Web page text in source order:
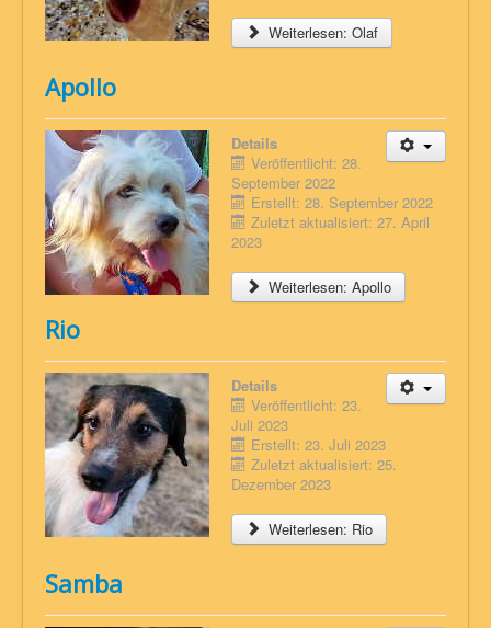
Weiterlesen: Olaf
Apollo
Details
Veröffentlicht: 28.
September 2022
Erstellt: 28. September 2022
Zuletzt aktualisiert: 27. April
2023
Weiterlesen: Apollo
Rio
Details
Veröffentlicht: 23.
Juli 2023
Erstellt: 23. Juli 2023
Zuletzt aktualisiert: 25.
Dezember 2023
Weiterlesen: Rio
Samba